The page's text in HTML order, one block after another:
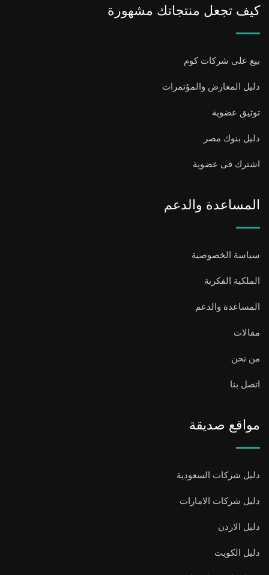
كيف تجعل منتجاتك مشهورة
بيع على شركات كوم
دليل المعارض والمؤتمرات
توثيق عضوية
دليل بنوك مصر
اشترك فى عضوية
المساعدة والدعم
سياسة الخصوصية
الملكية الفكرية
المساعدة والدعم
مقالات
من نحن
اتصل بنا
مواقع صديقة
دليل شركات السعودية
دليل شركات الامارات
دليل الاردن
دليل الكويت